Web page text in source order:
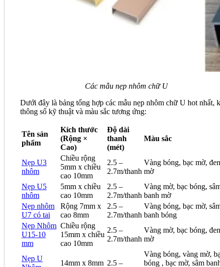
Các mẫu nẹp nhôm chữ U
Dưới đây là bảng tổng hợp các mẫu nẹp nhôm chữ U hot nhất,
thông số kỹ thuật và màu sắc tương ứng:
Tên sản
phẩm
Kích thước
(Rộng ×
Cao)
Độ dài
thanh
(mét)
Màu sắc
Nẹp U3
nhôm
Chiều rộng
5mm x chiều
cao 10mm
2.5 –
2.7m/thanh
Vàng bóng, bạc mờ, đen
mờ
Nẹp U5
nhôm
5mm x chiều
cao 10mm
2.5 –
2.7m/thanh
Vàng mờ, bạc bóng,
banh mờ
Nẹp nhôm
U7 có tai
Rộng 7mm x
cao 8mm
2.5 –
2.7m/thanh
Vàng bóng, bạc mờ,
banh bóng
Nẹp Nhôm
U15-10
mm
Chiều rộng
15mm x chiều
cao 10mm
2.5 –
2.7m/thanh
Vàng mờ, bạc bóng, đen
mờ
Nẹp U
14mm x 8mm 2.5 –
Vàng bóng, vàng mờ,
bóng , bạc mờ, sâm